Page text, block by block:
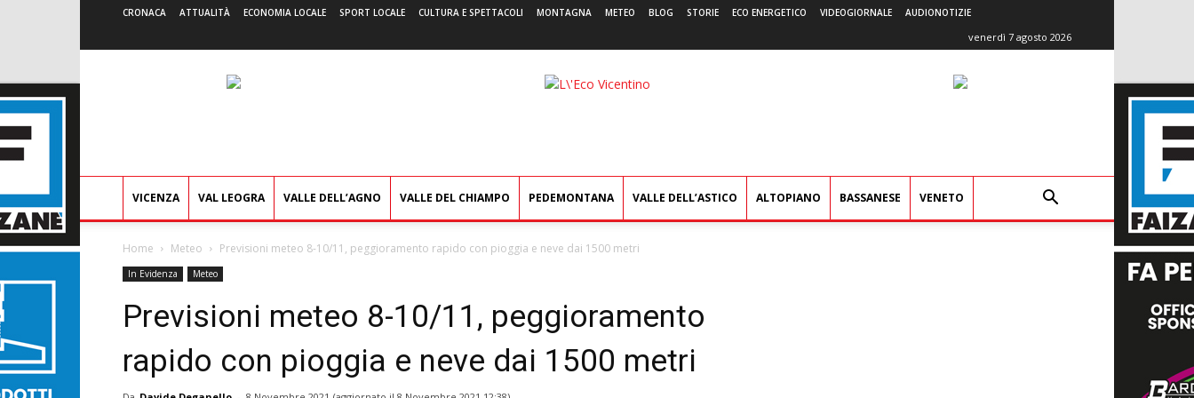
CRONACA ATTUALITÀ ECONOMIA LOCALE SPORT LOCALE CULTURA E SPETTACOLI MONTAGNA METEO BLOG STORIE ECO ENERGETICO VIDEOGIORNALE AUDIONOTIZIE
venerdì 7 agosto 2026
L'Eco
VICENZA VAL LEOGRA VALLE DELL’AGNO VALLE DEL CHIAMPO PEDEMONTANA VALLE DELL’ASTICO ALTOPIANO BASSANESE VENETO
Home Meteo Previsioni meteo 8-10/11, peggioramento rapido con pioggia e neve dai 1500 metri
In Evidenza Meteo
Previsioni meteo 8-10/11, peggioramento
rapido con pioggia e neve dai 1500 metri